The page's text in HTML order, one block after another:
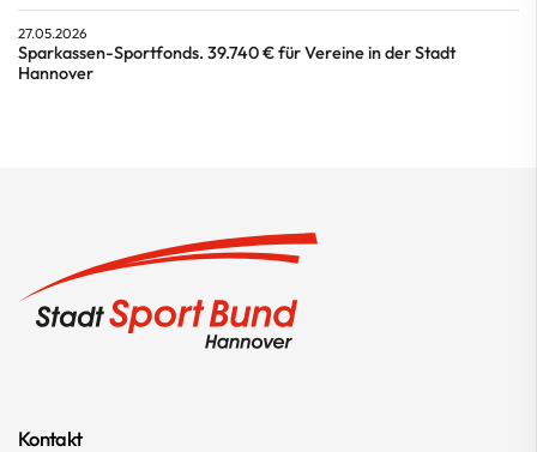
27.05.2026
Sparkassen-Sportfonds. 39.740 € für Vereine in der Stadt
Hannover
Kontakt